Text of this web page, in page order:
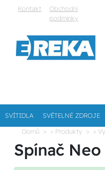
Kontakt
Obchodní
podmínky
SVÍTIDLA SVĚTELNÉ ZDROJE
Domů > Produkty >
Spínač